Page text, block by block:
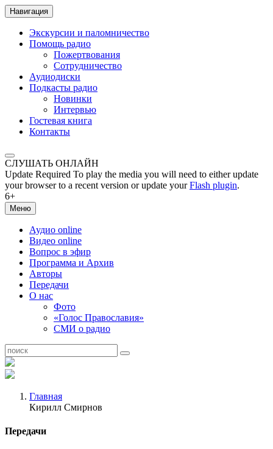
Навигация
Экскурсии и паломничество
Помощь радио
Пожертвования
Сотрудничество
Аудиодиски
Подкасты радио
Новинки
Интервью
Гостевая книга
Контакты
СЛУШАТЬ ОНЛАЙН
Update Required To play the media you will need to either update
your browser to a recent version or update yourFlash plugin.
6+
Меню
Аудио online
Видео online
Вопрос в эфир
Программа и Архив
Авторы
Передачи
О нас
Фото
«Голос Православия»
СМИ о радио
Главная
Кирилл Смирнов
Передачи